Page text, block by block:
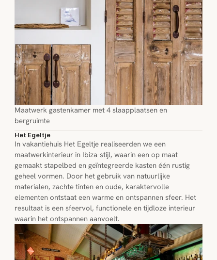
Maatwerk gastenkamer met 4 slaapplaatsen en
bergruimte
Het Egeltje
In vakantiehuis Het Egeltje realiseerden we een
maatwerkinterieur in Ibiza-stijl, waarin een op maat
gemaakt stapelbed en geïntegreerde kasten één rustig
geheel vormen. Door het gebruik van natuurlijke
materialen, zachte tinten en oude, karaktervolle
elementen ontstaat een warme en ontspannen sfeer. Het
resultaat is een sfeervol, functionele en tijdloze interieur
waarin het ontspannen aanvoelt.